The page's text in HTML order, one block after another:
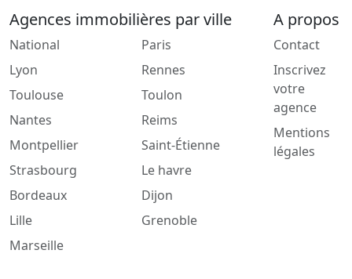
Agences immobilières par ville
National
Lyon
Toulouse
Nantes
Montpellier
Strasbourg
Bordeaux
Lille
Marseille
Paris
Rennes
Toulon
Reims
Saint-Étienne
Le havre
Dijon
Grenoble
A propos
Contact
Inscrivez
votre
agence
Mentions
légales